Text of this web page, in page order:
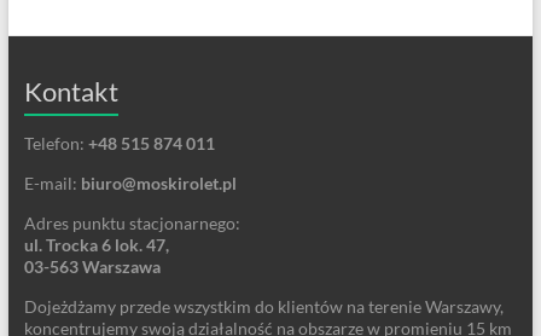
Kontakt
Telefon: +48 515 874 011
E-mail: biuro@moskirolet.pl
Adres punktu stacjonarnego:
ul. Trocka 6 lok. 47,
03-563 Warszawa
Dojeżdżamy przede wszystkim do klientów na terenie Warszawy,
koncentrujemy swoją działalność na obszarze w promieniu 15 km